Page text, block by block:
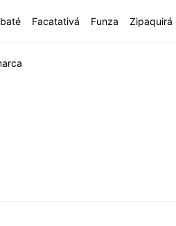
Facatativá Funza Zipaquirá